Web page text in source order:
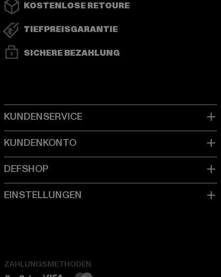
KOSTENLOSE RETOURE
TIEFPREISGARANTIE
SICHERE BEZAHLUNG
ZAHLUNGSMETHODEN